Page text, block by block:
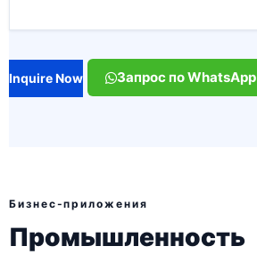
Inquire Now Запрос по WhatsApp
Бизнес-приложения
Промышленность